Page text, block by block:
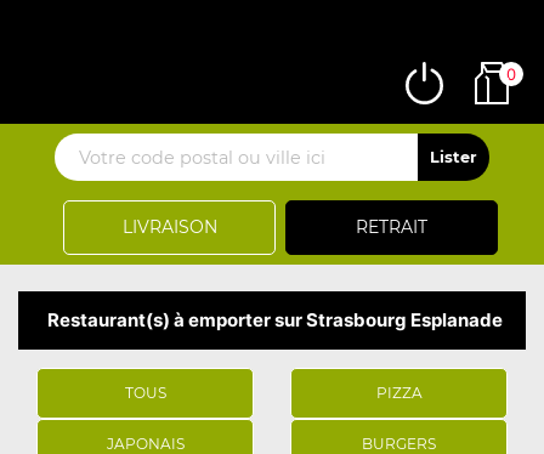
LIVRAISON RETRAIT
0
Restaurant(s) à emporter sur Strasbourg Esplanade
TOUS PIZZA
JAPONAIS BURGERS